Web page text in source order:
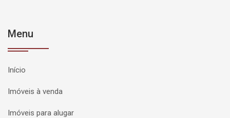
Menu
Início
Imóveis à venda
Imóveis para alugar